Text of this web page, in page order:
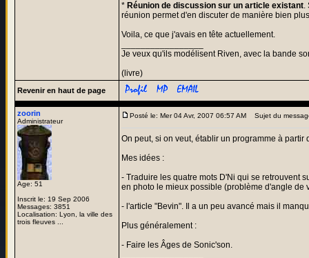
* Réunion de discussion sur un article existant.
réunion permet d'en discuter de manière bien
Voila, ce que j'avais en tête actuellement.
Je veux qu'ils modélisent Riven, avec la bande
(livre)
Revenir en haut de page
zoorin
Administrateur
Age: 51
Inscrit le: 19 Sep 2006
Messages: 3851
Localisation: Lyon, la ville des
trois fleuves ...
Posté le: Mer 04 Avr, 2007 06:57 AM Sujet du
On peut, si on veut, établir un programme à
Mes idées :
- Traduire les quatre mots D'Ni qui se retrouvent
en photo le mieux possible (problème d'angle de
- l'article "Bevin". Il a un peu avancé mais il
Plus généralement :
- Faire les Âges de Sonic'son.